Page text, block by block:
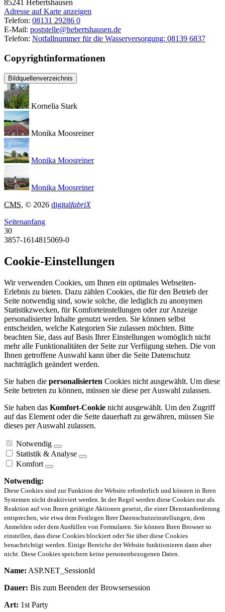
85241
Hebertshausen
Adresse auf Karte anzeigen
Telefon: 08131 29286 0
E-Mail: poststelle@hebertshausen.de
Telefon: Notfallnummer für die Wasserversorgung: 08139 6837
Copyrightinformationen
Bildquellenverzeichnis
Kornelia Stark
Monika Moosreiner
Monika Moosreiner
Monika Moosreiner
CMS, © 2026 digitalfabriX
Seitenanfang
30
3857-1614815069-0
Cookie-Einstellungen
Wir verwenden Cookies, um Ihnen ein optimales Webseiten-
Erlebnis zu bieten. Dazu zählen Cookies, die für den Betrieb der
Seite notwendig sind, sowie solche, die lediglich zu anonymen
Statistikzwecken, für Komforteinstellungen oder zur Anzeige
personalisierter Inhalte genutzt werden. Sie können selbst
entscheiden, welche Kategorien Sie zulassen möchten. Bitte
beachten Sie, dass auf Basis Ihrer Einstellungen womöglich nicht
mehr alle Funktionalitäten der Seite zur Verfügung stehen. Die von
Ihnen getroffene Auswahl kann über die Seite Datenschutz
nachträglich geändert werden.
Sie haben die personalisierten Cookies nicht ausgewählt. Um diese
Seite betreten zu können, müssen sie diese per Auswahl zulassen.
Sie haben das Komfort-Cookie nicht ausgewählt. Um den Zugriff
auf das Element oder die Seite dauerhaft zu gewähren, müssen Sie
dieses per Auswahl zulassen.
Notwendig
Statistik & Analyse
Komfort
Notwendig:
Diese Cookies sind zur Funktion der Website erforderlich und können in Ihren
Systemen nicht deaktiviert werden. In der Regel werden diese Cookies nur als
Reaktion auf von Ihnen getätigte Aktionen gesetzt, die einer Dienstanforderung
entsprechen, wie etwa dem Festlegen Ihrer Datenschutzeinstellungen, dem
Anmelden oder dem Ausfüllen von Formularen. Sie können Ihren Browser so
einstellen, dass diese Cookies blockiert oder Sie über diese Cookies
benachrichtigt werden. Einige Bereiche der Website funktionieren dann aber
nicht. Diese Cookies speichern keine personenbezogenen Daten.
Name: ASP.NET_SessionId
Dauer: Bis zum Beenden der Browsersession
Art: 1st Party